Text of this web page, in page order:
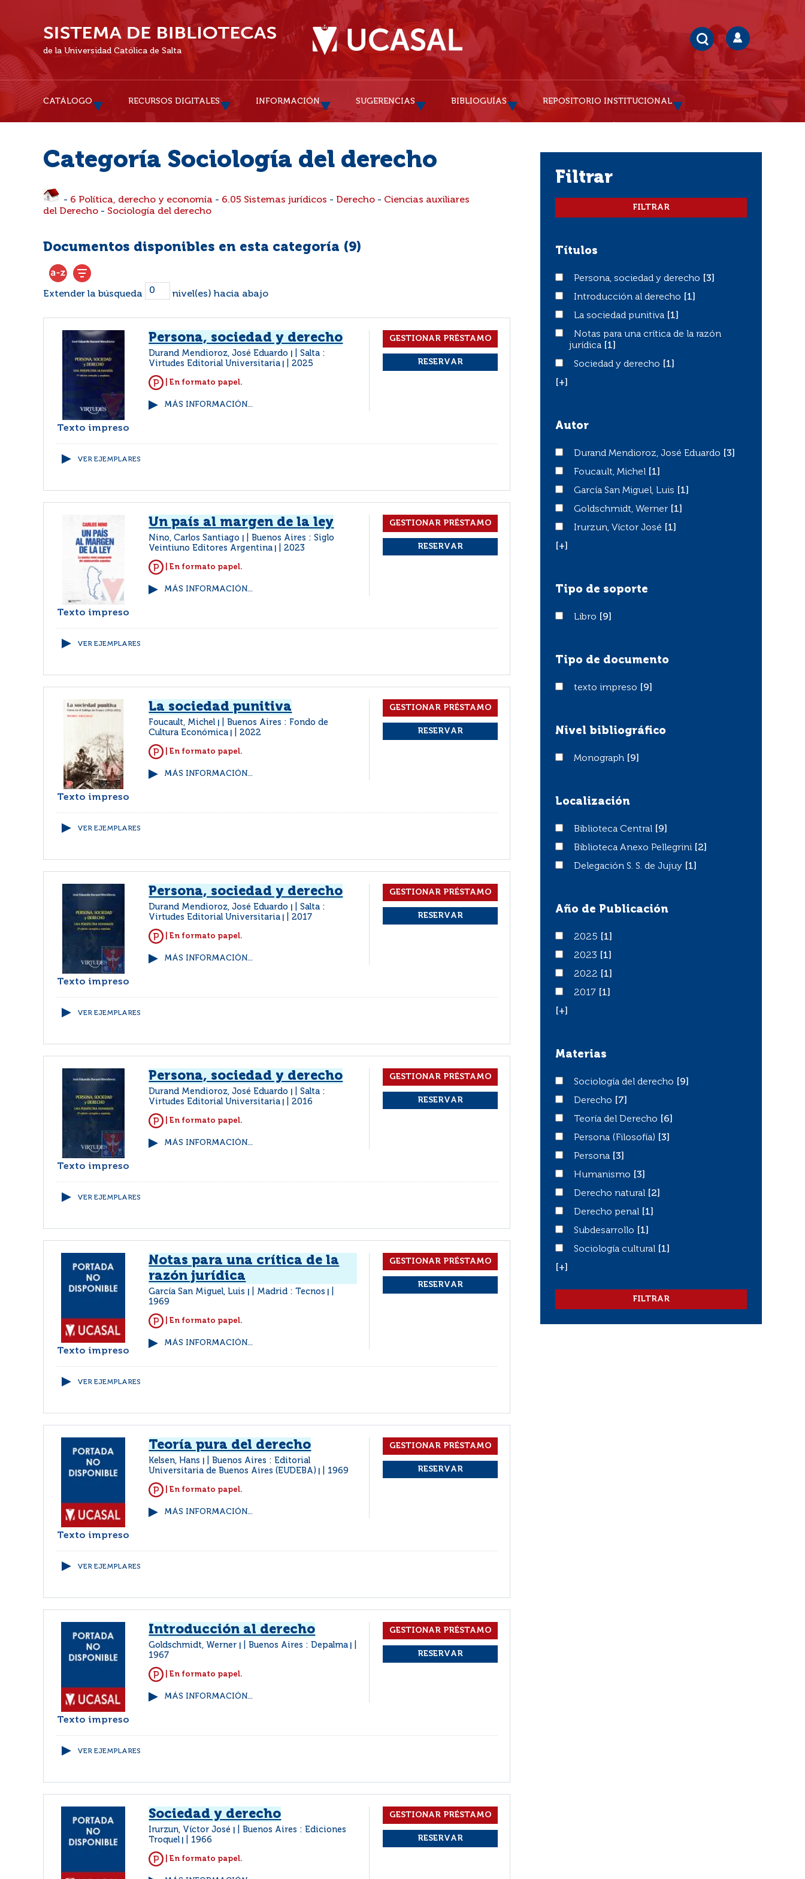
de la Universidad Católica de Salta
CATÁLOGO RECURSOS DIGITALES INFORMACIÓN SUGERENCIAS BIBLIOGUÍAS REPOSITORIO INSTITUCIONAL
Categoría Sociología del derecho
- 6 Política, derecho y economía - 6.05 Sistemas jurídicos - Derecho - Ciencias auxiliares
del Derecho - Sociología del derecho
Documentos disponibles en esta categoría (9)
Extender la búsqueda nivel(es) hacia abajo
Texto impreso
Persona, sociedad y derecho
Durand Mendioroz, José Eduardo
Salta :
Virtudes Editorial Universitaria
2025
| En formato papel.
MÁS INFORMACIÓN...
VER EJEMPLARES
Texto impreso
Un país al margen de la ley
Nino, Carlos Santiago
Buenos Aires : Siglo
Veintiuno Editores Argentina
2023
| En formato papel.
MÁS INFORMACIÓN...
VER EJEMPLARES
Texto impreso
La sociedad punitiva
Foucault, Michel
Buenos Aires : Fondo de
Cultura Económica
2022
| En formato papel.
MÁS INFORMACIÓN...
VER EJEMPLARES
Texto impreso
Persona, sociedad y derecho
Durand Mendioroz, José Eduardo
Salta :
Virtudes Editorial Universitaria
2017
| En formato papel.
MÁS INFORMACIÓN...
VER EJEMPLARES
Texto impreso
Persona, sociedad y derecho
Durand Mendioroz, José Eduardo
Salta :
Virtudes Editorial Universitaria
2016
| En formato papel.
MÁS INFORMACIÓN...
VER EJEMPLARES
Texto impreso
Notas para una crítica de la
razón jurídica
García San Miguel, Luis Madrid : Tecnos
1969
| En formato papel.
MÁS INFORMACIÓN...
VER EJEMPLARES
Texto impreso
Teoría pura del derecho
Kelsen, Hans
Buenos Aires : Editorial
Universitaria de Buenos Aires (EUDEBA)
1969
| En formato papel.
MÁS INFORMACIÓN...
VER EJEMPLARES
Texto impreso
Introducción al derecho
Goldschmidt, Werner Buenos Aires : Depalma
1967
| En formato papel.
MÁS INFORMACIÓN...
VER EJEMPLARES
Sociedad y derecho
Irurzun, Víctor José
Buenos Aires : Ediciones
Troquel
1966
| En formato papel.
filtrar
Títulos
Persona, sociedad y derecho
Persona, sociedad y derecho
[3]
Introducción al derecho
Introducción al derecho
[1]
La sociedad punitiva
La sociedad punitiva
[1]
Notas para una crítica de la razón jurídica
Notas para una crítica de la razón
jurídica
[1]
Sociedad y derecho
Sociedad y derecho
[1]
[+]
Autor
Durand Mendioroz, José Eduardo
Durand Mendioroz, José Eduardo
[3]
Foucault, Michel
Foucault, Michel
[1]
García San Miguel, Luis
García San Miguel, Luis
[1]
Goldschmidt, Werner
Goldschmidt, Werner
[1]
Irurzun, Víctor José
Irurzun, Víctor José
[1]
[+]
Tipo de soporte
LibroLibro [9]
Tipo de documento
texto impreso
texto impreso [9]
Nivel bibliográfico
Monograph
Monograph [9]
Localización
Biblioteca Central
Biblioteca Central
[9]
Biblioteca Anexo Pellegrini
Biblioteca Anexo Pellegrini
[2]
Delegación S. S. de Jujuy
Delegación S. S. de Jujuy [1]
Año de Publicación
20252025
[1]
20232023
[1]
20222022
[1]
20172017
[1]
[+]
Materias
Sociología del derecho
Sociología del derecho
[9]
DerechoDerecho
[7]
Teoría del Derecho
Teoría del Derecho
[6]
Persona (Filosofía)
Persona (Filosofía)
[3]
PersonaPersona
[3]
Humanismo
Humanismo
[3]
Derecho natural
Derecho natural
[2]
Derecho penal
Derecho penal
[1]
Subdesarrollo
Subdesarrollo
[1]
Sociología cultural
Sociología cultural
[1]
[+]